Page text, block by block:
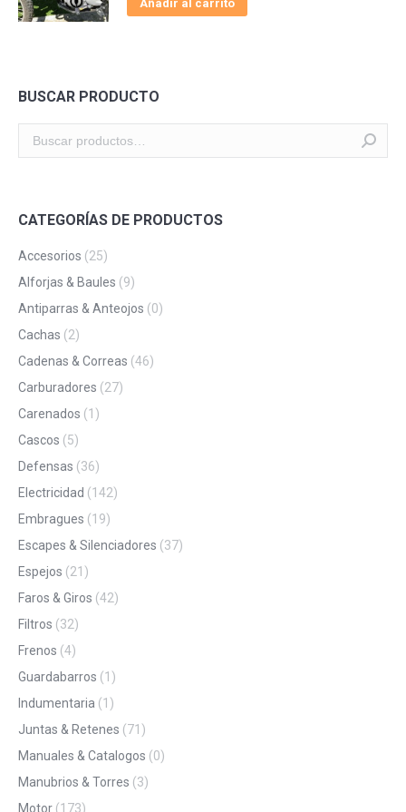
Añadir al carrito
BUSCAR PRODUCTO
CATEGORÍAS DE PRODUCTOS
Accesorios (25)
Alforjas & Baules (9)
Antiparras & Anteojos (0)
Cachas (2)
Cadenas & Correas (46)
Carburadores (27)
Carenados (1)
Cascos (5)
Defensas (36)
Electricidad (142)
Embragues (19)
Escapes & Silenciadores (37)
Espejos (21)
Faros & Giros (42)
Filtros (32)
Frenos (4)
Guardabarros (1)
Indumentaria (1)
Juntas & Retenes (71)
Manuales & Catalogos (0)
Manubrios & Torres (3)
Motor (173)